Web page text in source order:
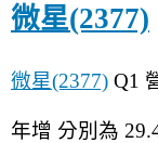
微星(2377)
微星(2377) Q1
年增 分別為